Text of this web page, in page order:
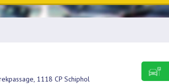
1118 CP Schiphol